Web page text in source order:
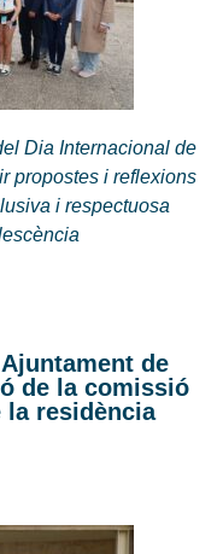
Dia Internacional de
propostes i reflexions
i respectuosa
de
de la comissió
la residència